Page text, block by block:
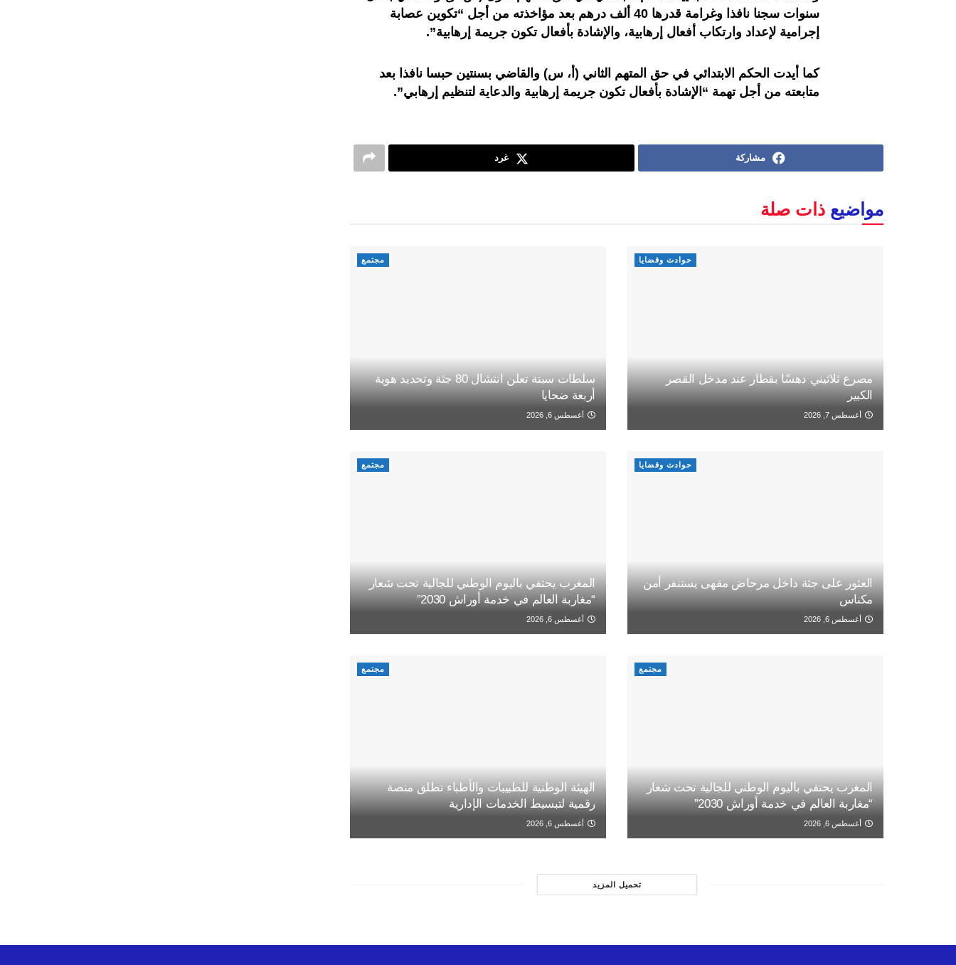
سنوات سجنا نافذا وغرامة قدرها 40 ألف درهم بعد مؤاخذته من أجل “تكوين عصابة
إجرامية لإعداد وارتكاب أفعال إرهابية، والإشادة بأفعال تكون جريمة إرهابية”.
كما أيدت الحكم الابتدائي في حق المتهم الثاني (أ، س) والقاضي بسنتين حبسا نافذا بعد
متابعته من أجل تهمة “الإشادة بأفعال تكون جريمة إرهابية والدعاية لتنظيم إرهابي”.
مشاركة غرد
مواضيع ذات صلة
حوادث وقضايا
مصرع ثلاثيني دهسًا بقطار عند مدخل القصر
الكبير
أغسطس 7, 2026
مجتمع
سلطات سبتة تعلن انتشال 80 جثة وتحديد هوية
أربعة ضحايا
أغسطس 6, 2026
حوادث وقضايا
العثور على جثة داخل مرحاض مقهى يستنفر أمن
مكناس
أغسطس 6, 2026
مجتمع
المغرب يحتفي باليوم الوطني للجالية تحت شعار
“مغاربة العالم في خدمة أوراش 2030”
أغسطس 6, 2026
مجتمع
المغرب يحتفي باليوم الوطني للجالية تحت شعار
“مغاربة العالم في خدمة أوراش 2030”
أغسطس 6, 2026
مجتمع
الهيئة الوطنية للطبيبات والأطباء تطلق منصة
رقمية لتبسيط الخدمات الإدارية
أغسطس 6, 2026
تحميل المزيد